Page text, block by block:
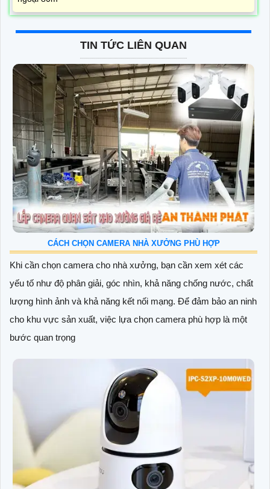
TIN TỨC LIÊN QUAN
CÁCH CHỌN CAMERA NHÀ XƯỞNG PHÙ HỢP
Khi cần chọn camera cho nhà xưởng, bạn cần xem xét các
yếu tố như độ phân giải, góc nhìn, khả năng chống nước, chất
lượng hình ảnh và khả năng kết nối mạng. Để đảm bảo an ninh
cho khu vực sản xuất, việc lựa chọn camera phù hợp là một
bước quan trọng